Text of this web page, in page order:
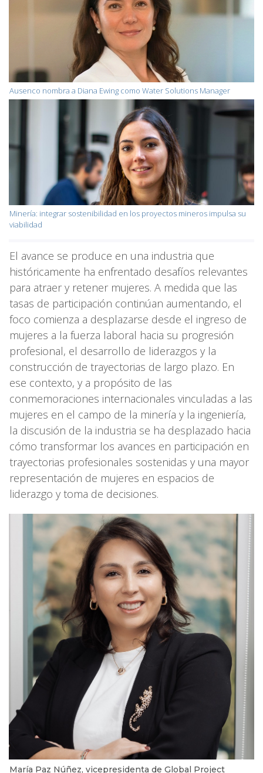
Ausenco nombra a Diana Ewing como Water Solutions Manager
Minería: integrar sostenibilidad en los proyectos mineros impulsa su
viabilidad
El avance se produce en una industria que
históricamente ha enfrentado desafíos relevantes
para atraer y retener mujeres. A medida que las
tasas de participación continúan aumentando, el
foco comienza a desplazarse desde el ingreso de
mujeres a la fuerza laboral hacia su progresión
profesional, el desarrollo de liderazgos y la
construcción de trayectorias de largo plazo. En
ese contexto, y a propósito de las
conmemoraciones internacionales vinculadas a las
mujeres en el campo de la minería y la ingeniería,
la discusión de la industria se ha desplazado hacia
cómo transformar los avances en participación en
trayectorias profesionales sostenidas y una mayor
representación de mujeres en espacios de
liderazgo y toma de decisiones.
María Paz Núñez, vicepresidenta de Global Project